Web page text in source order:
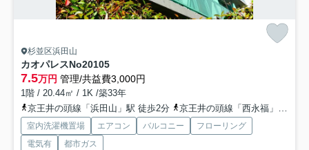
杉並区浜田山
カオパレスNo20105
7.5万円 管理/共益費3,000円
1階 / 20.44㎡ / 1K /築33年
京王井の頭線「浜田山」駅 徒歩2分
京王井の頭線「西永福」駅 徒歩14分
室内洗濯機置場 エアコン バルコニー
フローリング
電気有
都市ガス